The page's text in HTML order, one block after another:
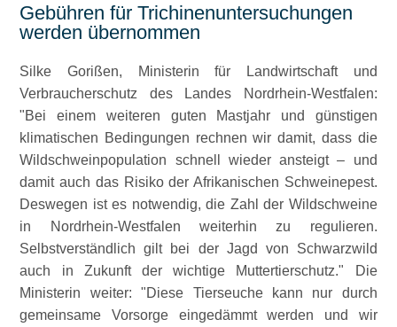
Gebühren für Trichinenuntersuchungen
werden übernommen
Silke Gorißen, Ministerin für Landwirtschaft und
Verbraucherschutz des Landes Nordrhein-Westfalen:
Bei einem weiteren guten Mastjahr und günstigen
klimatischen Bedingungen rechnen wir damit, dass die
Wildschweinpopulation schnell wieder ansteigt – und
damit auch das Risiko der Afrikanischen Schweinepest.
Deswegen ist es notwendig, die Zahl der Wildschweine
in Nordrhein-Westfalen weiterhin zu regulieren.
Selbstverständlich gilt bei der Jagd von Schwarzwild
auch in Zukunft der wichtige Muttertierschutz.
Die
Ministerin weiter: Diese Tierseuche kann nur durch
gemeinsame Vorsorge eingedämmt werden und wir